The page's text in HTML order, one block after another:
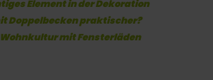
Element in der Dekoration
Doppelbecken praktischer?
mit Fensterläden